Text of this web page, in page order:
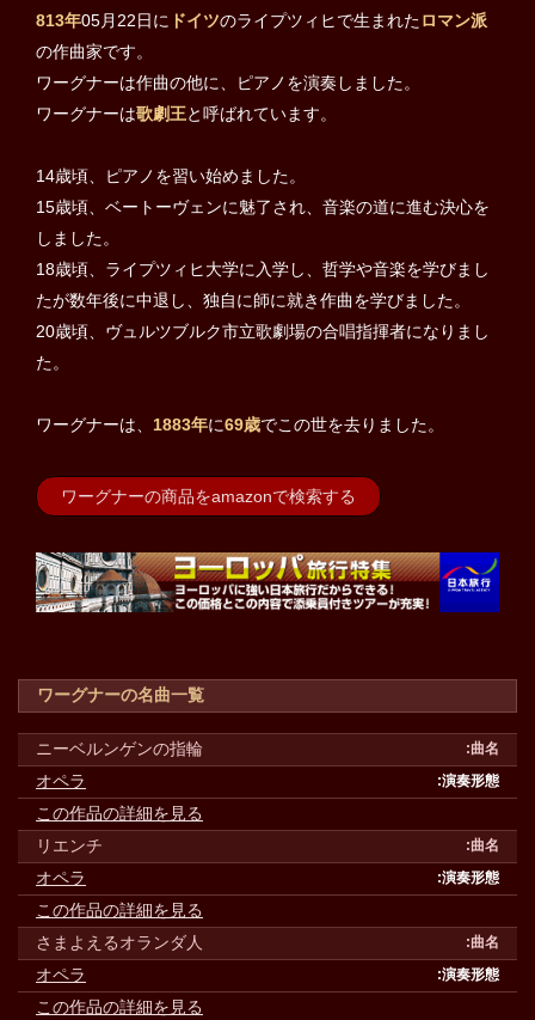
813年05月22日に ドイツのライプツィヒで生まれたロマン派
の作曲家です。
ワーグナーは作曲の他に、ピアノを演奏しました。
ワーグナーは歌劇王と呼ばれています。
14歳頃、ピアノを習い始めました。
15歳頃、ベートーヴェンに魅了され、音楽の道に進む決心を
しました。
18歳頃、ライプツィヒ大学に入学し、哲学や音楽を学びまし
たが数年後に中退し、独自に師に就き作曲を学びました。
20歳頃、ヴュルツブルク市立歌劇場の合唱指揮者になりまし
た。
ワーグナーは、 1883年に69歳でこの世を去りました。
ワーグナーの商品をamazonで検索する
ワーグナーの名曲一覧
ニーベルンゲンの指輪
オペラ
この作品の詳細を見る
リエンチ
オペラ
この作品の詳細を見る
さまよえるオランダ人
オペラ
この作品の詳細を見る